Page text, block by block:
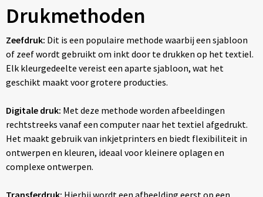
Drukmethoden
Zeefdruk: Dit is een populaire methode waarbij een sjabloon
of zeef wordt gebruikt om inkt door te drukken op het textiel.
Elk kleurgedeelte vereist een aparte sjabloon, wat het
geschikt maakt voor grotere producties.
Digitale druk: Met deze methode worden afbeeldingen
rechtstreeks vanaf een computer naar het textiel afgedrukt.
Het maakt gebruik van inkjetprinters en biedt flexibiliteit in
ontwerpen en kleuren, ideaal voor kleinere oplagen en
complexe ontwerpen.